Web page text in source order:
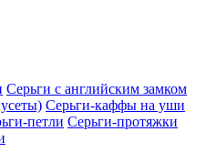
Серьги с английским замком
Серьги-каффы на уши
петли Серьги-протяжки